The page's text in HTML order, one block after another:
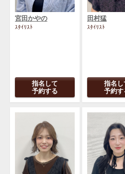
宮田かやの
ｽﾀｲﾘｽﾄ
指名して
予約する
田村猛
ｽﾀｲﾘｽﾄ
指名し
予約す